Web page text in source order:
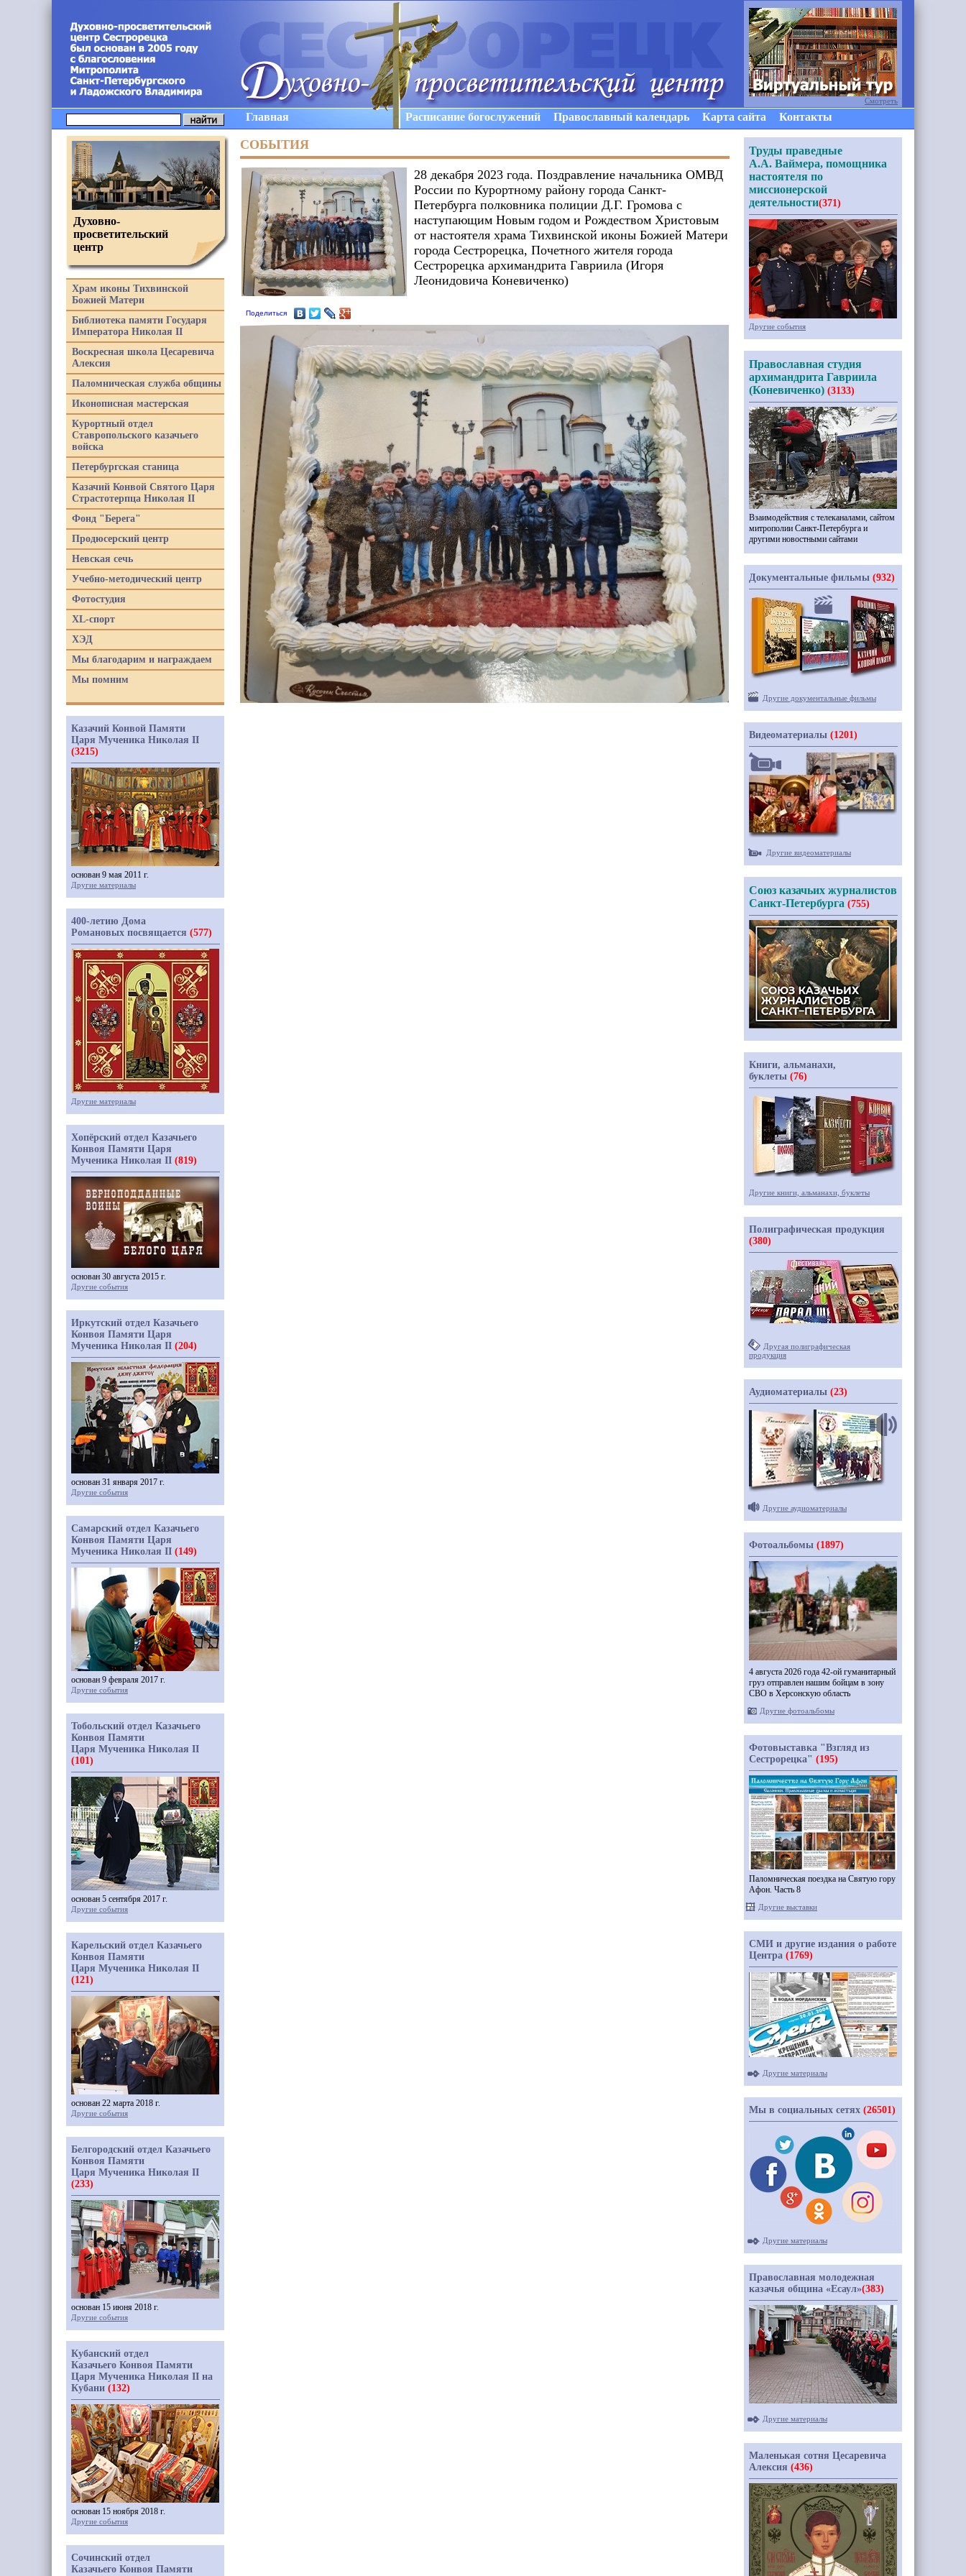
Главная Расписание богослужений Православный календарь Карта сайта Контакты
СОБЫТИЯ
Поделиться
28 декабря 2023 года. Поздравление начальника ОМВД
России по Курортному району города Санкт-
Петербурга полковника полиции Д.Г. Громова с
наступающим Новым годом и Рождеством Христовым
от настоятеля храма Тихвинской иконы Божией Матери
города Сестрорецка, Почетного жителя города
Сестрорецка архимандрита Гавриила (Игоря
Леонидовича Коневиченко)
Духовно-
просветительский
центр
Храм иконы Тихвинской
Божией Матери
Библиотека памяти Государя
Императора Николая II
Воскресная школа Цесаревича
Алексия
Паломническая служба общины
Иконописная мастерская
Курортный отдел
Ставропольского казачьего
войска
Петербургская станица
Казачий Конвой Святого Царя
Страстотерпца Николая II
Фонд "Берега"
Продюсерский центр
Невская сечь
Учебно-методический центр
Фотостудия
XL-спорт
ХЭД
Мы благодарим и награждаем
Мы помним
Казачий Конвой Памяти
Царя Мученика Николая II
(3215)
основан 9 мая 2011 г.
Другие материалы
400-летию Дома
Романовых посвящается (577)
Другие материалы
Хопёрский отдел Казачьего
Конвоя Памяти Царя
Мученика Николая II (819)
основан 30 августа 2015 г.
Другие события
Иркутский отдел Казачьего
Конвоя Памяти Царя
Мученика Николая II (204)
основан 31 января 2017 г.
Другие события
Самарский отдел Казачьего
Конвоя Памяти Царя
Мученика Николая II (149)
основан 9 февраля 2017 г.
Другие события
Тобольский отдел Казачьего
Конвоя Памяти
Царя Мученика Николая II
(101)
основан 5 сентября 2017 г.
Другие события
Карельский отдел Казачьего
Конвоя Памяти
Царя Мученика Николая II
(121)
основан 22 марта 2018 г.
Другие события
Белгородский отдел Казачьего
Конвоя Памяти
Царя Мученика Николая II
(233)
основан 15 июня 2018 г.
Другие события
Кубанский отдел
Казачьего Конвоя Памяти
Царя Мученика Николая II на
Кубани (132)
основан 15 ноября 2018 г.
Другие события
Сочинский отдел
Казачьего Конвоя Памяти
Смотреть
Труды праведные
А.А. Ваймера, помощника
настоятеля по
миссионерской
деятельности(371)
Другие события
Православная студия
архимандрита Гавриила
(Коневиченко) (3133)
Взаимодействия с телеканалами, сайтом
митрополии Санкт-Петербурга и
другими новостными сайтами
Документальные фильмы (932)
Другие документальные фильмы
Видеоматериалы (1201)
Другие видеоматериалы
Союз казачьих журналистов
Санкт-Петербурга (755)
Книги, альманахи,
буклеты (76)
Другие книги, альманахи, буклеты
Полиграфическая продукция
(380)
Другая полиграфическая
продукция
Аудиоматериалы (23)
Другие аудиоматериалы
Фотоальбомы (1897)
4 августа 2026 года 42-ой гуманитарный
груз отправлен нашим бойцам в зону
СВО в Херсонскую область
Другие фотоальбомы
Фотовыставка "Взгляд из
Сестрорецка" (195)
Паломническая поездка на Святую гору
Афон. Часть 8
Другие выставки
СМИ и другие издания о работе
Центра (1769)
Другие материалы
Мы в социальных сетях (26501)
Другие материалы
Православная молодежная
казачья община «Есаул»(383)
Другие материалы
Маленькая сотня Цесаревича
Алексия (436)